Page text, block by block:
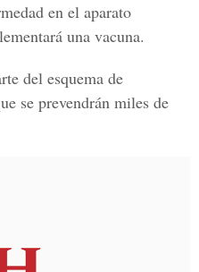
en el aparato
una vacuna.
del esquema de
se prevendrán miles de